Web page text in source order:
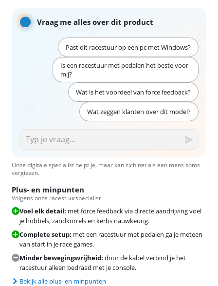
Vraag me alles over dit product
Past dit racestuur op een pc met Windows?
Is een racestuur met pedalen het beste voor
mij?
Wat is het voordeel van force feedback?
Wat zeggen klanten over dit model?
Onze digitale specialist helpt je, maar kan zich net als een mens soms
vergissen.
Plus- en minpunten
Volgens onze racestuurspecialist
Voel elk detail: met force feedback via directe aandrijving voel
je hobbels, zandkorrels en kerbs nauwkeurig.
Complete setup: met een racestuur met pedalen ga je meteen
van start in je race games.
Minder bewegingsvrijheid: door de kabel verbind je het
racestuur alleen bedraad met je console.
Bekijk alle plus- en minpunten